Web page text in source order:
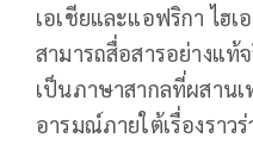
เอเชียและแอฟริกา ไฮ
สามารถสื่อสารอย่างแ
เป็นภาษาสากลที่ผสาน
อารมณ์ภายใต้เรื่องราว